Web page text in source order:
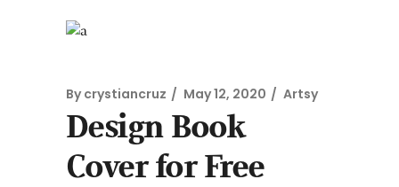
By crystiancruz May 12, 2020 Artsy
Design Book
Cover for Free